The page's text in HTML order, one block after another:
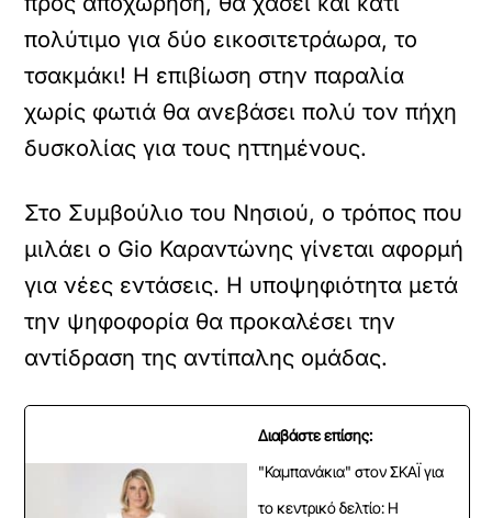
πολύτιμο για δύο εικοσιτετράωρα, το
τσακμάκι! Η επιβίωση στην παραλία
χωρίς φωτιά θα ανεβάσει πολύ τον πήχη
δυσκολίας για τους ηττημένους.
Στο Συμβούλιο του Νησιού, ο τρόπος που
μιλάει ο Gio Καραντώνης γίνεται αφορμή
για νέες εντάσεις. Η υποψηφιότητα μετά
την ψηφοφορία θα προκαλέσει την
αντίδραση της αντίπαλης ομάδας.
Διαβάστε επίσης:
"Καμπανάκια" στον ΣΚΑΪ για
το κεντρικό δελτίο: Η